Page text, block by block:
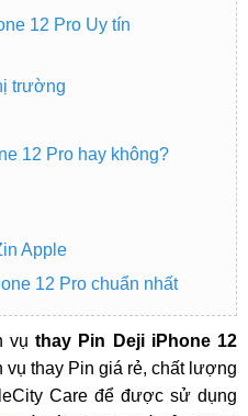
12 Pro Uy tín
trường
12 Pro hay không?
Apple
12 Pro chuẩn nhất
vụthay Pin Deji iPhone 12
vụ thay Pin giá rẻ, chất lượng
Care để được sử dụng